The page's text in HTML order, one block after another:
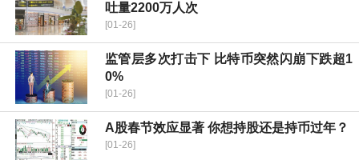
吐量2200万人次
[01-26]
监管层多次打击下 比特币突然闪崩下跌超1
0%
[01-26]
A股春节效应显著 你想持股还是持币过年？
[01-26]